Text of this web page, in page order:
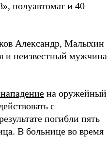
полуавтомат и 40
Александр, Малыхин
неизвестный мужчина
на оружейный
с
погибли пять
В больнице во время